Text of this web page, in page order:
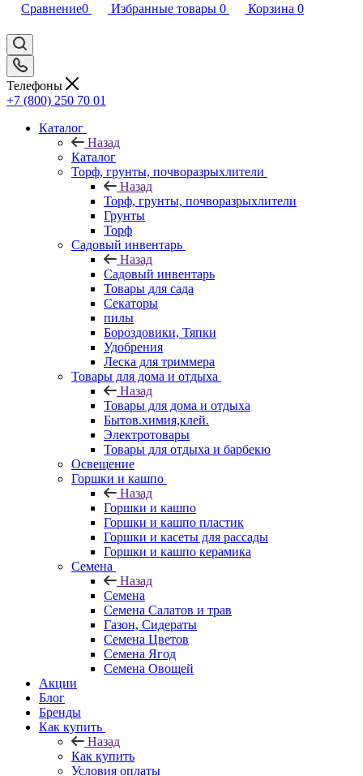
Сравнение0 Избранные товары 0 Корзина 0
Телефоны
+7 (800) 250 70 01
Каталог
Назад
Каталог
Торф, грунты, почворазрыхлители
Назад
Торф, грунты, почворазрыхлители
Грунты
Торф
Садовый инвентарь
Назад
Садовый инвентарь
Товары для сада
Секаторы
пилы
Бороздовики, Тяпки
Удобрения
Леска для триммера
Товары для дома и отдыха
Назад
Товары для дома и отдыха
Бытов.химия,клей.
Электротовары
Товары для отдыха и барбекю
Освещение
Горшки и кашпо
Назад
Горшки и кашпо
Горшки и кашпо пластик
Горшки и касеты для рассады
Горшки и кашпо керамика
Семена
Назад
Семена
Семена Салатов и трав
Газон, Сидераты
Семена Цветов
Семена Ягод
Семена Овощей
Акции
Блог
Бренды
Как купить
Назад
Как купить
Условия оплаты